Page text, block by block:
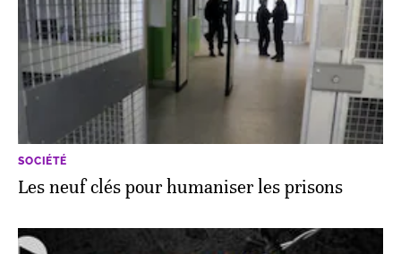
SOCIÉTÉ
Les neuf clés pour humaniser les prisons